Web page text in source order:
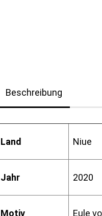
Beschreibung
Land Niue
Jahr 2020
Motiv Eule